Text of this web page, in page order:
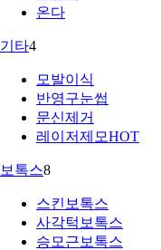
온다
기타4
모발이식
반영구눈썹
문신제거
레이저제모HOT
보톡스8
스킨보톡스
사각턱보톡스
승모근보톡스